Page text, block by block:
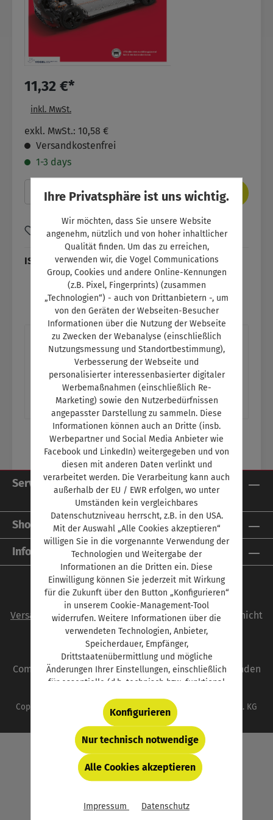
11,32 €*
inkl. MwSt.
exkl. MwSt.: 10,58 €
Versandkostenfrei
1-3 days
Produkt Anzahl: Gib den gewünschten
In den Warenkorb
Zum Merkzettel hinzufügen
ISBN: SW11040
Beschreibung
Titelthema: Billiger und haltbarerE-Auto sind
heute schon billiger und besser als viele
Autofahrende vermuten Ein Thema im S…
Mehr
Service-Hotline
Shop Service
Informationen
Alle Preise inkl. gesetzl. Mehrwertsteuer zzgl.
Versandkostenund ggf. Nachnahmegebühren, wenn nicht
anders angegeben.
autoFACHMANN ist eine Marke der Vogel
Communications Group. Unser gesamtes Angebot finden
Sie unterwww.vogel.de.
Copyright © 2026 Vogel Communications Group GmbH & Co. KG
Ihre Privatsphäre ist uns wichtig.
Wir möchten, dass Sie unsere Website
angenehm, nützlich und von hoher inhaltlicher
Qualität finden. Um das zu erreichen,
verwenden wir, die Vogel Communications
Group, Cookies und andere Online-Kennungen
(z.B. Pixel, Fingerprints) (zusammen
„Technologien“) - auch von Drittanbietern -, um
von den Geräten der Webseiten-Besucher
Informationen über die Nutzung der Webseite
zu Zwecken der Webanalyse (einschließlich
Nutzungsmessung und Standortbestimmung),
Verbesserung der Webseite und
personalisierter interessenbasierter digitaler
Werbemaßnahmen (einschließlich Re-
Marketing) sowie den Nutzerbedürfnissen
angepasster Darstellung zu sammeln. Diese
Informationen können auch an Dritte (insb.
Werbepartner und Social Media Anbieter wie
Facebook und LinkedIn) weitergegeben und von
diesen mit anderen Daten verlinkt und
verarbeitet werden. Die Verarbeitung kann auch
außerhalb der EU / EWR erfolgen, wo unter
Umständen kein vergleichbares
Datenschutzniveau herrscht, z.B. in den USA.
Mit der Auswahl „Alle Cookies akzeptieren“
willigen Sie in die vorgenannte Verwendung der
Technologien und Weitergabe der
Informationen an die Dritten ein. Diese
Einwilligung können Sie jederzeit mit Wirkung
für die Zukunft über den Button „Konfigurieren“
in unserem Cookie-Management-Tool
widerrufen. Weitere Informationen über die
verwendeten Technologien, Anbieter,
Speicherdauer, Empfänger,
Drittstaatenübermittlung und mögliche
Änderungen Ihrer Einstellungen, einschließlich
für essentielle (d.h. technisch bzw. funktional
verlinkten Datenschutzerklärung und hinter
dem Button „Konfigurieren“.
Nur technisch notwendige
Konfigurieren
Alle Cookies akzeptieren
Impressum Datenschutz